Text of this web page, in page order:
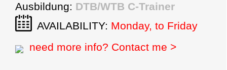
Ausbildung: DTB/WTB C-Trainer
AVAILABILITY: Monday, to Friday
need more info? Contact me >